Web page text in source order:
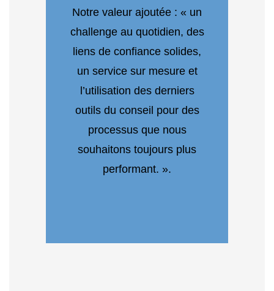
Notre valeur ajoutée : « un
challenge au quotidien, des
liens de confiance solides,
un service sur mesure et
l’utilisation des derniers
outils du conseil pour des
processus que nous
souhaitons toujours plus
performant. ».